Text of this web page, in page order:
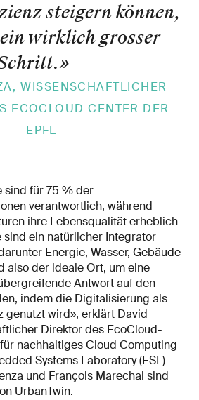
steigern können,
wirklich grosser
»
WISSENSCHAFTLICHER
ECOCLOUD CENTER DER
EPFL
sind für 75 % der
verantwortlich, während
ihre Lebensqualität erheblich
sind ein natürlicher Integrator
Energie, Wasser, Gebäude
also der ideale Ort, um eine
Antwort auf den
indem die Digitalisierung als
genutzt wird», erklärt David
Direktor des EcoCloud-
nachhaltiges Cloud Computing
Systems Laboratory (ESL)
und François Marechal sind
UrbanTwin.